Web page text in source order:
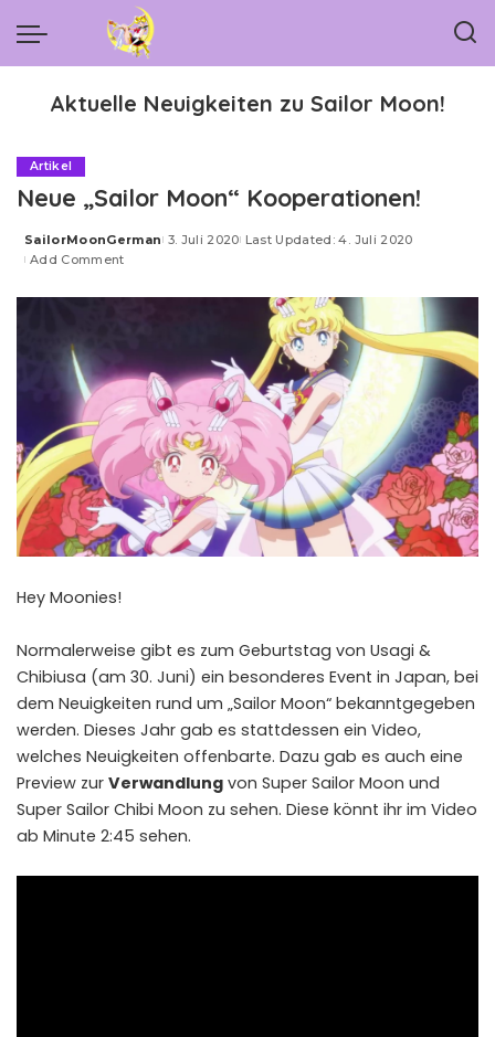
Aktuelle Neuigkeiten zu Sailor Moon!
Artikel
Neue „Sailor Moon“ Kooperationen!
Posted
by
SailorMoonGerman 3. Juli 2020 Last Updated: 4. Juli 2020
Add Comment
Hey Moonies!
Normalerweise gibt es zum Geburtstag von Usagi &
Chibiusa (am 30. Juni) ein besonderes Event in Japan, bei
dem Neuigkeiten rund um „Sailor Moon“ bekanntgegeben
werden. Dieses Jahr gab es stattdessen ein Video,
welches Neuigkeiten offenbarte. Dazu gab es auch eine
Preview zur Verwandlung von Super Sailor Moon und
Super Sailor Chibi Moon zu sehen. Diese könnt ihr im Video
ab Minute 2:45 sehen.